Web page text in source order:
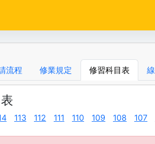
流程 修業規定 修習科目表
113 112 111 110 109 108 107